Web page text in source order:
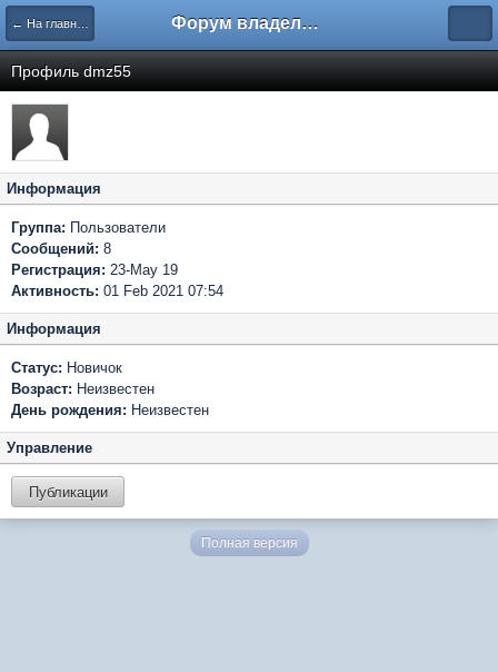
← На главную Форум владельцев интернет-магазинов
Профиль dmz55
Информация
Группа: Пользователи
Сообщений: 8
Регистрация: 23-May 19
Активность: 01 Feb 2021 07:54
Информация
Статус: Новичок
Возраст: Неизвестен
День рождения: Неизвестен
Управление
Публикации
Полная версия